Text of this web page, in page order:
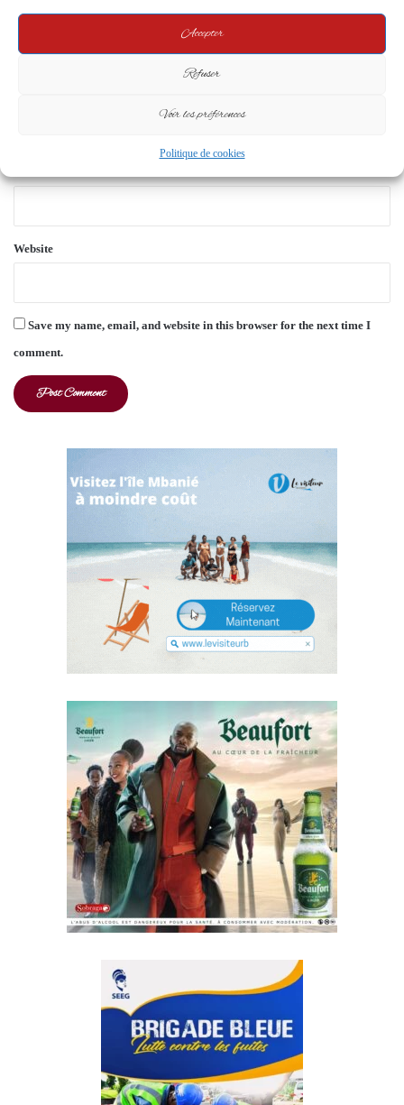
Accepter
Refuser
Voir les préférences
Politique de cookies
Website
Save my name, email, and website in this browser for the next time I
comment.